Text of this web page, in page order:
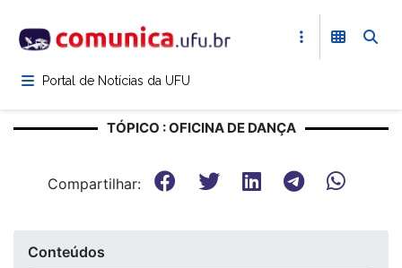
para
conteúdoPortal de Notícias da UFU
TÓPICO : OFICINA DE DANÇA
Compartilhar:
Conteúdos